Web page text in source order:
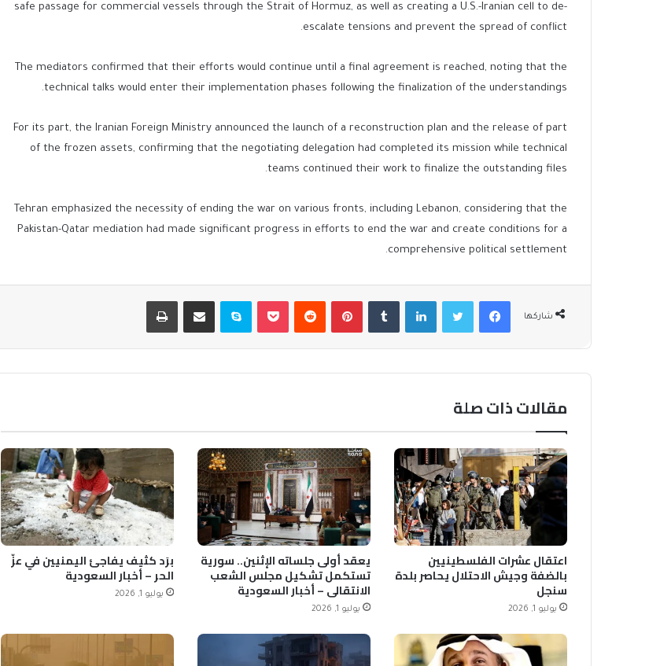
safe passage for commercial vessels through the Strait of Hormuz, as well as creating a U.S.-Iranian cell to de-
escalate tensions and prevent the spread of conflict.
The mediators confirmed that their efforts would continue until a final agreement is reached, noting that the
technical talks would enter their implementation phases following the finalization of the understandings.
For its part, the Iranian Foreign Ministry announced the launch of a reconstruction plan and the release of part
of the frozen assets, confirming that the negotiating delegation had completed its mission while technical
teams continued their work to finalize the outstanding files.
Tehran emphasized the necessity of ending the war on various fronts, including Lebanon, considering that the
Pakistan-Qatar mediation had made significant progress in efforts to end the war and create conditions for a
comprehensive political settlement.
شاركها
فيسبوكتويتر لينكدإن بينتيريست بوكيت سكايب مشاركة عبر البريد طباعة
مقالات ذات صلة
اعتقال عشرات الفلسطينيين
بالضفة وجيش الاحتلال يحاصر بلدة
سنجل
يوليو 1, 2026
يعقد أولى جلساته الإثنين.. سورية
تستكمل تشكيل مجلس الشعب
الانتقالي – أخبار السعودية
يوليو 1, 2026
برَد كثيف يفاجئ اليمنيين في عزّ
الحر – أخبار السعودية
يوليو 1, 2026